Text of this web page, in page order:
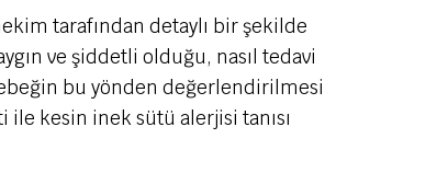
tarafından detaylı bir şekilde
ve şiddetli olduğu, nasıl tedavi
bu yönden değerlendirilmesi
kesin inek sütü alerjisi tanısı